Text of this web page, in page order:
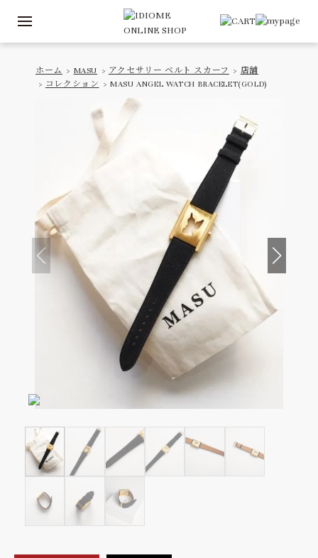
ホーム > MASU > アクセサリー ベルト スカーフ > 店舗
> コレクション > MASU ANGEL WATCH BRACELET(GOLD)